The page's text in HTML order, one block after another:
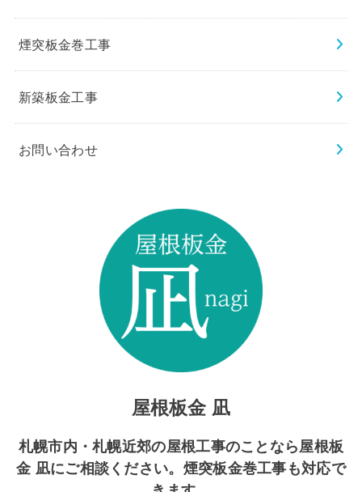
煙突板金巻工事
新築板金工事
お問い合わせ
屋根板金 凪
札幌市内・札幌近郊の屋根工事のことなら屋根板
金 凪にご相談ください。煙突板金巻工事も対応で